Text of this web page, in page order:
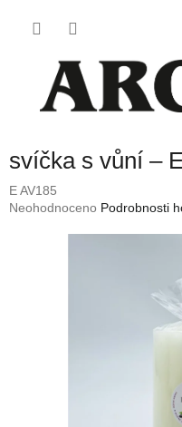
svíčka s vůní –
E AV185
Průměrné
Neohodnoceno Podrobnosti